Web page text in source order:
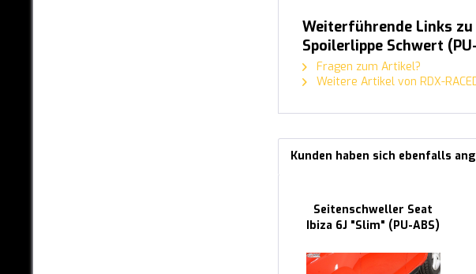
Weiterführende Links zu
Spoilerlippe Schwert
Fragen zum Artikel?
Weitere Artikel von RDX-
Kunden haben sich ebenfalls
Seitenschweller Seat
Ibiza 6J "Slim" (PU-ABS)